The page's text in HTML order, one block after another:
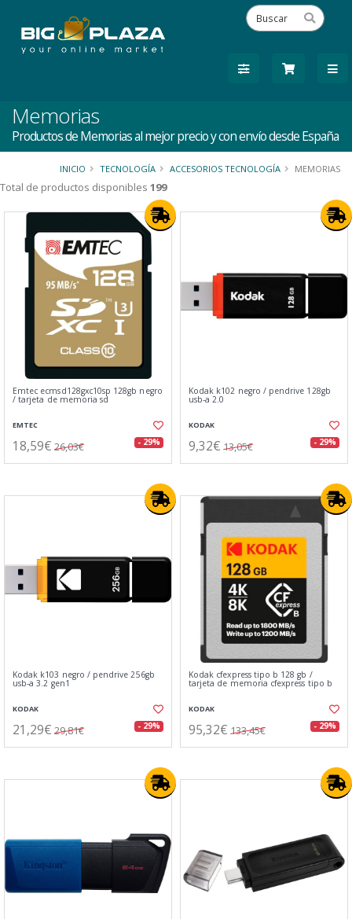
Memorias
Productos de Memorias al mejor precio y con envío desde España
INICIO TECNOLOGÍA ACCESORIOS TECNOLOGÍA MEMORIAS
Total de productos disponibles 199
Emtec ecmsd128gxc10sp 128gb negro
/ tarjeta de memoria sd
EMTEC
18,59€ 26,03€ - 29%
Kodak k102 negro / pendrive 128gb
usb-a 2.0
KODAK
9,32€ 13,05€ - 29%
Kodak k103 negro / pendrive 256gb
usb-a 3.2 gen1
KODAK
21,29€ 29,81€ - 29%
Kodak cfexpress tipo b 128 gb /
tarjeta de memoria cfexpress tipo b
KODAK
95,32€ 133,45€ - 29%